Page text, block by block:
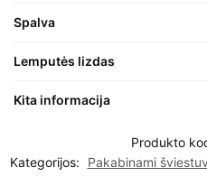
Spalva
Lemputės lizdas
Kita informacija
Produkto
Kategorijos:
Pakabinami